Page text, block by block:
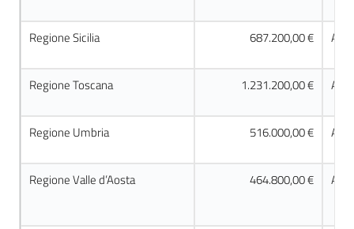
Regione Sicilia 687.200,00 €
Regione Toscana 1.231.200,00 €
Regione Umbria 516.000,00 €
Regione Valle d’Aosta 464.800,00 €